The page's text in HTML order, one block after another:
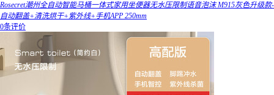
Rosecret潮州全自动智能马桶一体式家用坐便器无水压限制语音泡沫 M915灰色升级款-
自动翻盖+清洗烘干+紫外线+手机APP 250mm
0条评价